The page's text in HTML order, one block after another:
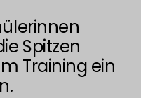
Spitzen
Training ein